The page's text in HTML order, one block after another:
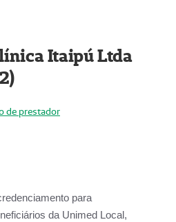
Itaipú Ltda
de prestador
para
da Unimed Local,